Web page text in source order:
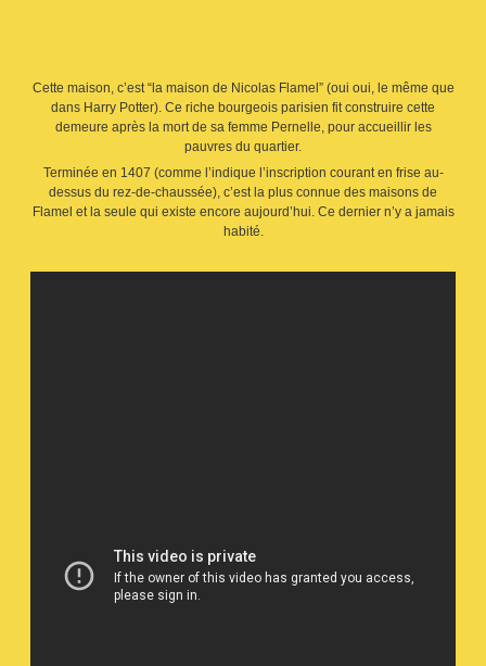
Cette maison, c’est “la maison de Nicolas Flamel” (oui oui, le même que
dans Harry Potter). Ce riche bourgeois parisien fit construire cette
demeure après la mort de sa femme Pernelle, pour accueillir les
pauvres du quartier.
Terminée en 1407 (comme l’indique l’inscription courant en frise au-
dessus du rez-de-chaussée), c’est la plus connue des maisons de
Flamel et la seule qui existe encore aujourd’hui. Ce dernier n’y a jamais
habité.